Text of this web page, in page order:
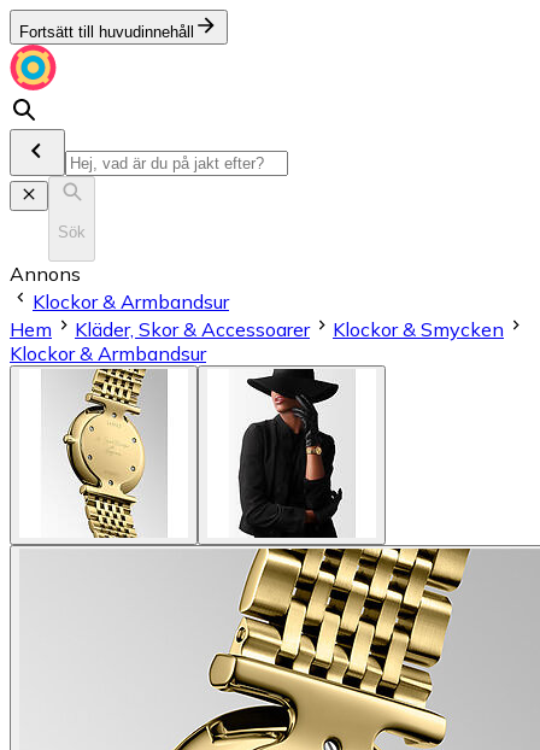
Fortsätt till huvudinnehåll
Sök
Annons
Klockor & Armbandsur
Hem
Kläder, Skor & Accessoarer
Klockor & Smycken
Klockor & Armbandsur